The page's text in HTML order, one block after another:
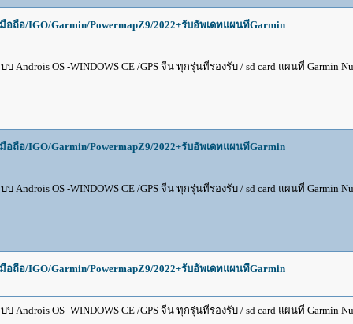
อถือ/IGO/Garmin/PowermapZ9/2022+รับอัพเดทแผนทีGarmin
Androis OS -WINDOWS CE /GPS จีน ทุกรุ่นที่รองรับ / sd card แผนที่ Garmin
อถือ/IGO/Garmin/PowermapZ9/2022+รับอัพเดทแผนทีGarmin
Androis OS -WINDOWS CE /GPS จีน ทุกรุ่นที่รองรับ / sd card แผนที่ Garmin
อถือ/IGO/Garmin/PowermapZ9/2022+รับอัพเดทแผนทีGarmin
Androis OS -WINDOWS CE /GPS จีน ทุกรุ่นที่รองรับ / sd card แผนที่ Garmin